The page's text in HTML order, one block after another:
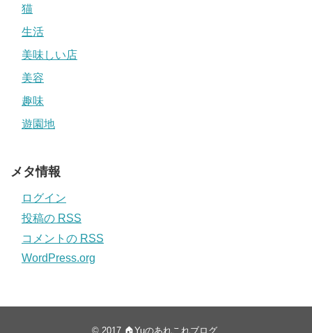
猫
生活
美味しい店
美容
趣味
遊園地
メタ情報
ログイン
投稿の RSS
コメントの RSS
WordPress.org
© 2017 🏠Yuのあれこれブログ